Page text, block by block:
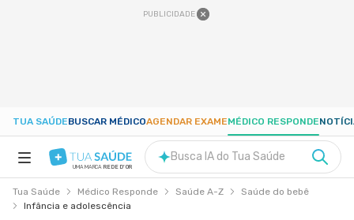
PUBLICIDADE
TUA SAÚDEBUSCAR MÉDICOAGENDAR EXAMEMÉDICO RESPONDE
SAÚDE A-Z
UMA MARCA REDE D'OR
Busca IA do Tua Saúde
Tua Saúde Médico Responde Saúde A-Z
Saúde do bebê
Infância e adolescência